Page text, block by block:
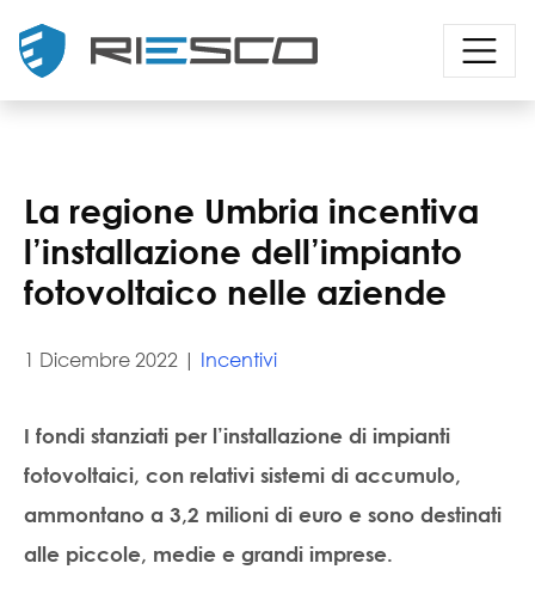
La regione Umbria incentiva
l’installazione dell’impianto
fotovoltaico nelle aziende
1 Dicembre 2022 | Incentivi
I fondi stanziati per l’installazione di impianti
fotovoltaici, con relativi sistemi di accumulo,
ammontano a 3,2 milioni di euro e sono destinati
alle piccole, medie e grandi imprese.